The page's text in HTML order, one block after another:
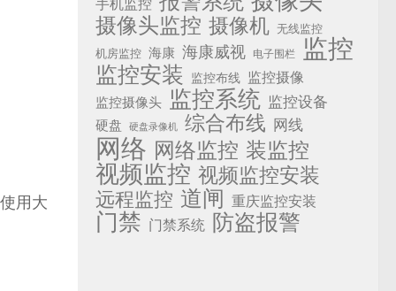
手机监控
摄像头监控 摄像机 无线监控
机房监控 海康 海康威视 电子围栏 监控
监控安装 监控布线 监控摄像
监控摄像头 监控系统 监控设备
硬盘 硬盘录像机 综合布线 网线
网络 网络监控 装监控
视频监控 视频监控安装
远程监控 道闸 重庆监控安装
门禁 门禁系统 防盗报警